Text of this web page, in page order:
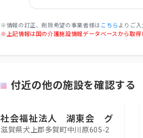
※情報の訂正、削除希望の事業者様は こちら よりご
※上記情報は国の介護施設情報データベースから取得
付近の他の施設を確認する
社会福祉法人 湖東会 グ
ループホーム ハートフル
滋賀県犬上郡多賀町中川原605-2